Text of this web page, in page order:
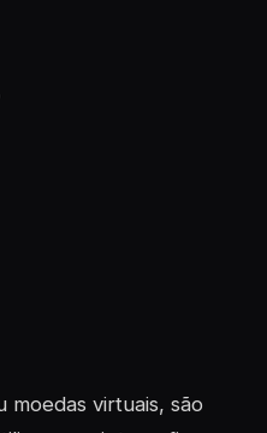
moedas virtuais, são